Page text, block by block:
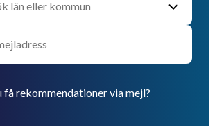
rekommendationer via mejl?